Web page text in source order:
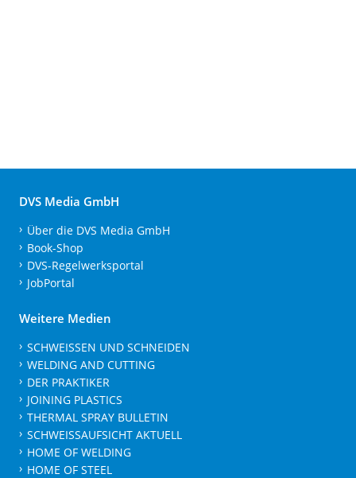
DVS Media GmbH
Über die DVS Media GmbH
Book-Shop
DVS-Regelwerksportal
JobPortal
Weitere Medien
SCHWEISSEN UND SCHNEIDEN
WELDING AND CUTTING
DER PRAKTIKER
JOINING PLASTICS
THERMAL SPRAY BULLETIN
SCHWEISSAUFSICHT AKTUELL
HOME OF WELDING
HOME OF STEEL